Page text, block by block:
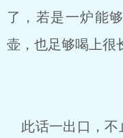
了，若是一炉能
壶，也足够喝上很
此话一出口，不